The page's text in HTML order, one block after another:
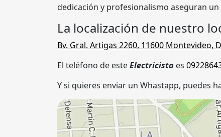
dedicación y profesionalismo aseguran
La localización de nuestro
Bv. Gral. Artigas 2260, 11600 Montevideo,
El teléfono de esteElectricista es
Y si quieres enviar un Whastapp, puedes